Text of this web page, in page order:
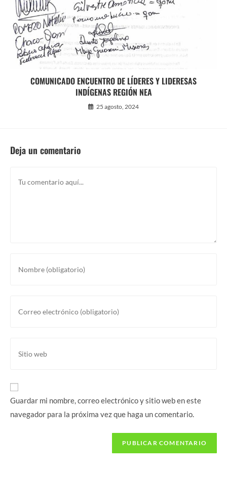
COMUNICADO ENCUENTRO DE LÍDERES Y LIDERESAS
INDÍGENAS REGIÓN NEA
25 agosto, 2024
Deja un comentario
nombre
correo
comentar
de
Guardar mi nombre, correo electrónico y sitio web en este
navegador para la próxima vez que haga un comentario.